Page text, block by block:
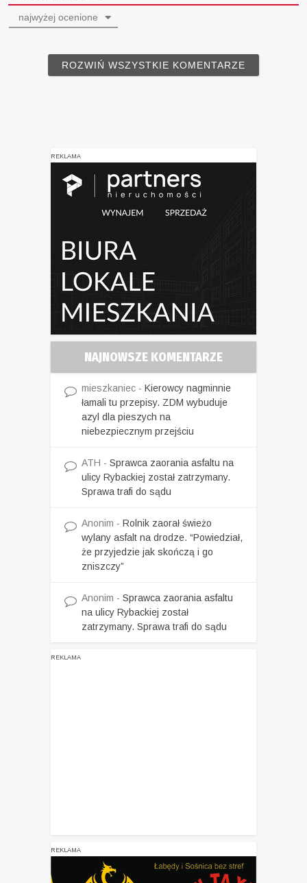
najwyżej ocenione
ROZWIŃ WSZYSTKIE KOMENTARZE
REKLAMA
NAJNOWSZE KOMENTARZE
mieszkaniec - Kierowcy nagminnie
łamali tu przepisy. ZDM wybuduje
azyl dla pieszych na
niebezpiecznym przejściu
ATH - Sprawca zaorania asfaltu na
ulicy Rybackiej został zatrzymany.
Sprawa trafi do sądu
Anonim - Rolnik zaorał świeżo
wylany asfalt na drodze. “Powiedział,
że przyjedzie jak skończą i go
zniszczy”
Anonim - Sprawca zaorania asfaltu
na ulicy Rybackiej został
zatrzymany. Sprawa trafi do sądu
REKLAMA
REKLAMA